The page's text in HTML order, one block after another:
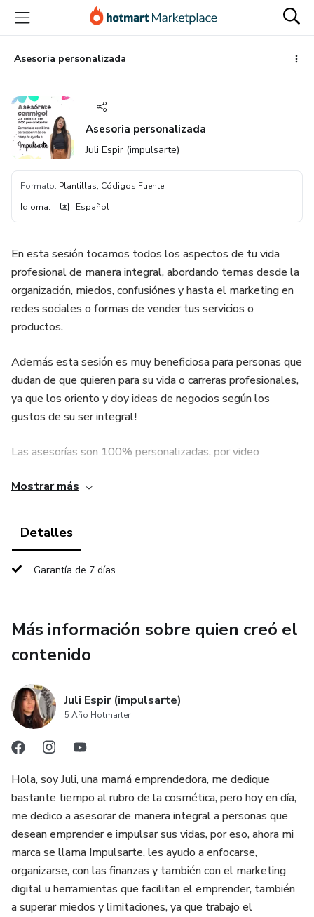
principal
página
de
página
Asesoria personalizada
Asesoria personalizada
Juli Espir (impulsarte)
Formato: Plantillas, Códigos Fuente
Idioma: Español
En esta sesión tocamos todos los aspectos de tu vida
profesional de manera integral, abordando temas desde la
organización, miedos, confusiónes y hasta el marketing en
redes sociales o formas de vender tus servicios o
productos.
Además esta sesión es muy beneficiosa para personas que
dudan de que quieren para su vida o carreras profesionales,
ya que los oriento y doy ideas de negocios según los
gustos de su ser integral!
Las asesorías son 100% personalizadas, por video
necesidades para emprender!
Mostrar más
Detalles
Garantía de 7 días
Más información sobre quien creó el
contenido
Juli Espir (impulsarte)
5 Año Hotmarter
Hola, soy Juli, una mamá emprendedora, me dedique
bastante tiempo al rubro de la cosmética, pero hoy en día,
me dedico a asesorar de manera integral a personas que
desean emprender e impulsar sus vidas, por eso, ahora mi
marca se llama Impulsarte, les ayudo a enfocarse,
organizarse, con las finanzas y también con el marketing
digital u herramientas que facilitan el emprender, también
a superar miedos y limitaciones, ya que trabajo el